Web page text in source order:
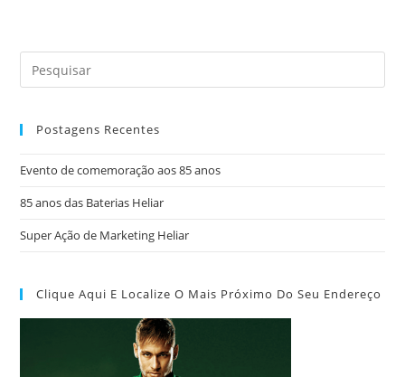
Postagens Recentes
Evento de comemoração aos 85 anos
85 anos das Baterias Heliar
Super Ação de Marketing Heliar
Clique Aqui E Localize O Mais Próximo Do Seu Endereço